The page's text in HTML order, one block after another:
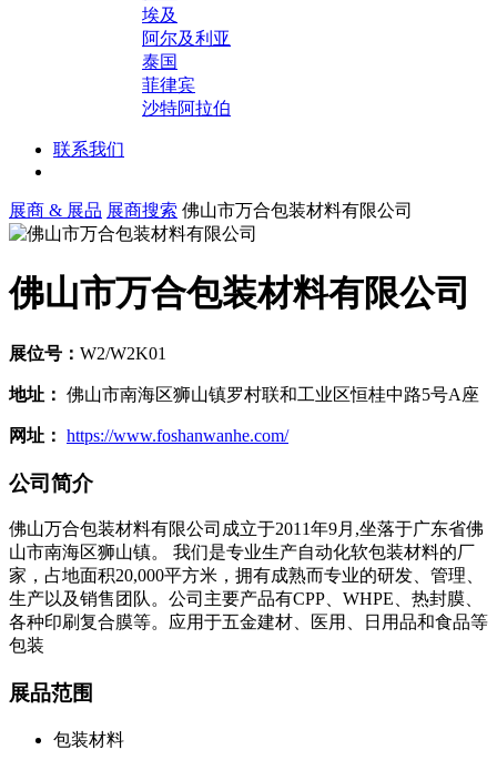
埃及
阿尔及利亚
泰国
菲律宾
沙特阿拉伯
联系我们
展商 & 展品 展商搜索 佛山市万合包装材料有限公司
佛山市万合包装材料有限公司
展位号： W2/W2K01
地址： 佛山市南海区狮山镇罗村联和工业区恒桂中路5号A座
网址： https://www.foshanwanhe.com/
公司简介
佛山万合包装材料有限公司成立于2011年9月,坐落于广东省佛
山市南海区狮山镇。 我们是专业生产自动化软包装材料的厂
家，占地面积20,000平方米，拥有成熟而专业的研发、管理、
生产以及销售团队。公司主要产品有CPP、WHPE、热封膜、
各种印刷复合膜等。应用于五金建材、医用、日用品和食品等
包装
展品范围
包装材料